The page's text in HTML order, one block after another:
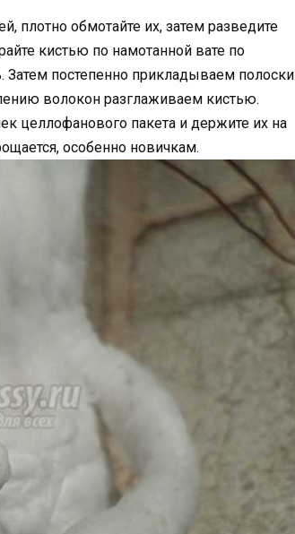
плотно обмотайте их, затем разведите
кистью по намотанной вате по
Затем постепенно прикладываем полоски
волокон разглаживаем кистью.
целлофанового пакета и держите их на
особенно новичкам.